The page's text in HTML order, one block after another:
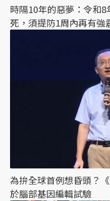
時隔10年的惡夢：令和
死，須提防1周內再有強
為拚全球首例想昏頭？
於腦部基因編輯試驗